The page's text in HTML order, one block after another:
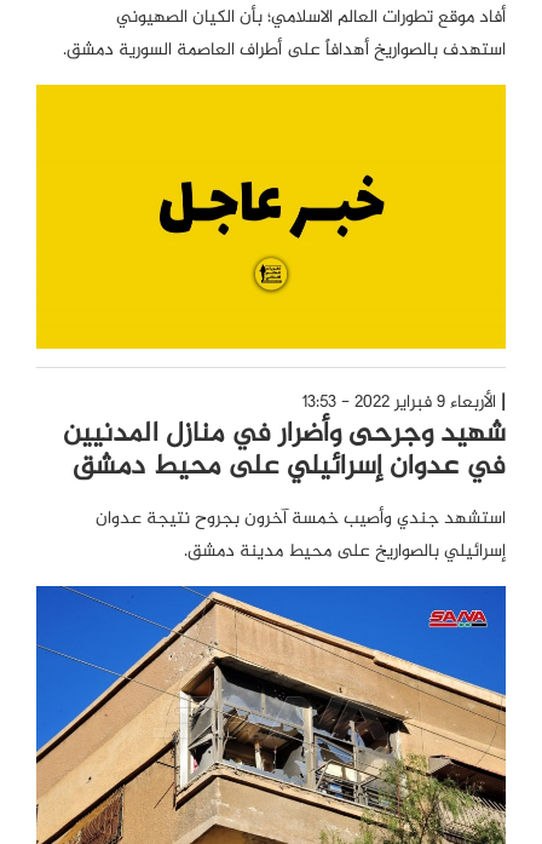
أفاد موقع تطورات العالم الاسلامي؛ بأن الكيان الصهيوني
استهدف بالصواريخ أهدافاً على أطراف العاصمة السورية دمشق.
الأربعاء 9 فبراير 2022 - 13:53
شهيد وجرحى وأضرار في منازل المدنيين
في عدوان إسرائيلي على محيط دمشق
استشهد جندي وأصيب خمسة آخرون بجروح نتيجة عدوان
إسرائيلي بالصواريخ على محيط مدينة دمشق.